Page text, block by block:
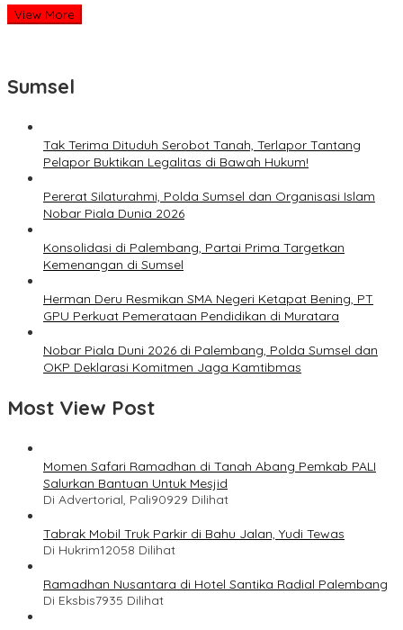
View More
Sumsel
Tak Terima Dituduh Serobot Tanah, Terlapor Tantang
Pelapor Buktikan Legalitas di Bawah Hukum!
Pererat Silaturahmi, Polda Sumsel dan Organisasi Islam
Nobar Piala Dunia 2026
Konsolidasi di Palembang, Partai Prima Targetkan
Kemenangan di Sumsel
Herman Deru Resmikan SMA Negeri Ketapat Bening, PT
GPU Perkuat Pemerataan Pendidikan di Muratara
Nobar Piala Duni 2026 di Palembang, Polda Sumsel dan
OKP Deklarasi Komitmen Jaga Kamtibmas
Most View Post
Momen Safari Ramadhan di Tanah Abang Pemkab PALI
Salurkan Bantuan Untuk Mesjid
Di Advertorial, Pali90929 Dilihat
Tabrak Mobil Truk Parkir di Bahu Jalan, Yudi Tewas
Di Hukrim12058 Dilihat
Ramadhan Nusantara di Hotel Santika Radial Palembang
Di Eksbis7935 Dilihat